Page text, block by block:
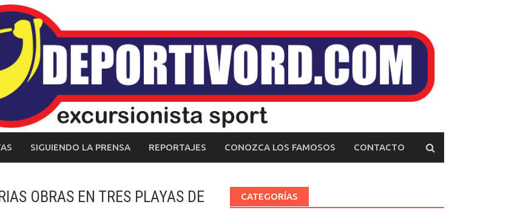
SIGUIENDO LA PRENSA REPORTAJES CONOZCA LOS FAMOSOS CONTACTO
OBRAS EN TRES PLAYAS DE
CATEGORÍAS